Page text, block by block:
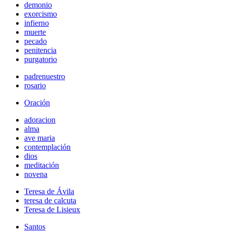
demonio
exorcismo
infierno
muerte
pecado
penitencia
purgatorio
padrenuestro
rosario
Oración
adoracion
alma
ave maria
contemplación
dios
meditación
novena
Teresa de Ávila
teresa de calcuta
Teresa de Lisieux
Santos